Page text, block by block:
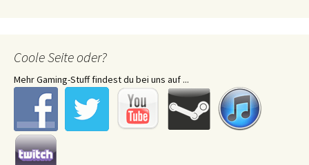
Coole Seite oder?
Mehr Gaming-Stuff findest du bei uns auf ...